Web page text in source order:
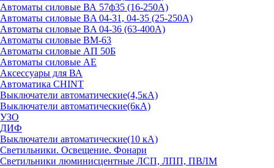
Автоматы силовые ВА 57ф35 (16-250А)
Автоматы силовые BA 04-31, 04-35 (25-250А)
Автоматы силовые BA 04-36 (63-400А)
Автоматы силовые ВМ-63
Автоматы силовые АП 50Б
Автоматы силовые АЕ
Аксессуары для ВА
Автоматика CHINT
Выключатели автоматические(4,5кА)
Выключатели автоматические(6кА)
УЗО
ДИФ
Выключатели автоматические(10 кА)
Светильники. Освещение. Фонари
Светильники люминисцентные ЛСП, ЛПП, ПВЛМ